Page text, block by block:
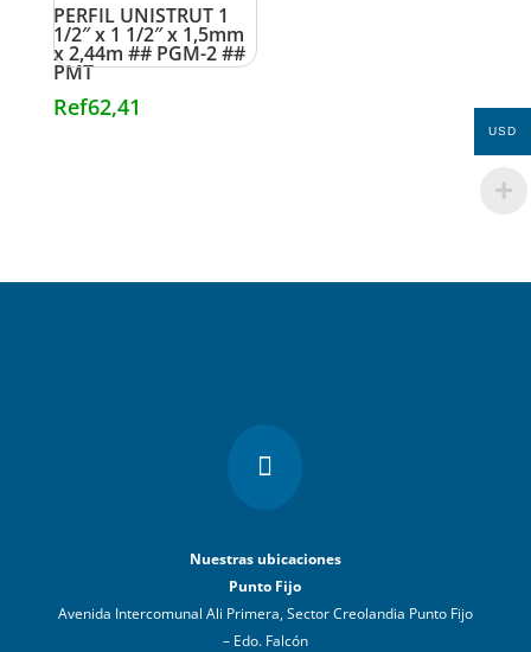
PERFIL UNISTRUT 1
1/2″ x 1 1/2″ x 1,5mm
x 2,44m ## PGM-2 ##
PMT
Ref62,41

Nuestras ubicaciones
Punto Fijo
Avenida Intercomunal Ali Primera, Sector Creolandia Punto Fijo
– Edo. Falcón
USD